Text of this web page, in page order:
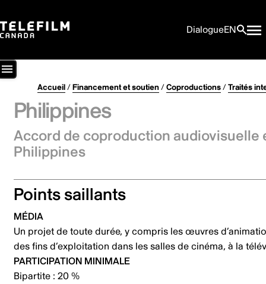
DialogueEN
Accueil/Financement et soutien/Coproductions/Traités
Philippines
Accord de coproduction audiovisuelle
Philippines
Points saillants
MÉDIA
Un projet de toute durée, y compris les œuvres
des fins d’exploitation dans les salles de cinéma, à la
PARTICIPATION MINIMALE
Bipartite : 20 %